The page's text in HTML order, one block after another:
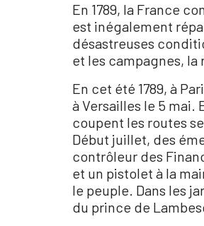
En 1789, la France
est inégalement
désastreuses
et les campagnes,
En cet été 1789, à
à Versailles le 5 mai.
coupent les routes
Début juillet, des
contrôleur des
et un pistolet à la
le peuple. Dans les
du prince de